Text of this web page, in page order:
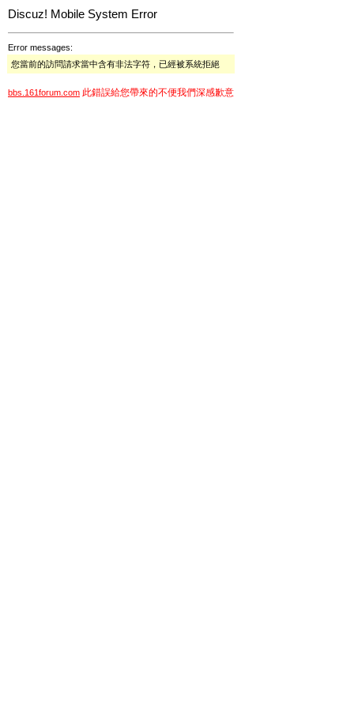
Discuz! Mobile System Error
Error messages:
您當前的訪問請求當中含有非法字符，已經被系統拒絕
bbs.161forum.com 此錯誤給您帶來的不便我們深感歉意